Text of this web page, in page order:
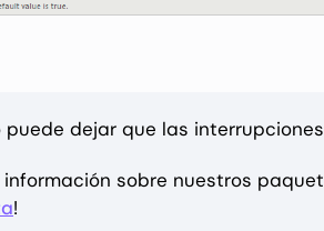
puede dejar que las
sobre nuestros
!